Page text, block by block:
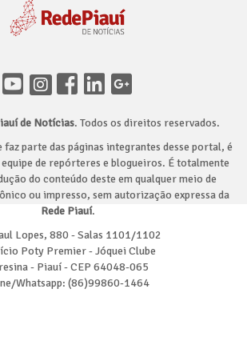
de Notícias. Todos os direitos reservados.
faz parte das páginas integrantes desse portal, é
de repórteres e blogueiros. É totalmente
do conteúdo deste em qualquer meio de
ou impresso, sem autorização expressa da
Rede Piauí.
Lopes, 880 - Salas 1101/1102
Poty Premier - Jóquei Clube
- Piauí - CEP 64048-065
Whatsapp: (86)99860-1464